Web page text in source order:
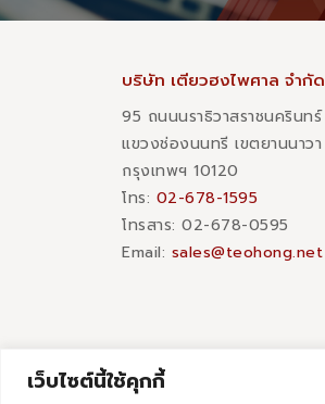
เว็บไซต์นี้ใช้คุกกี้
บริษัท เตียวฮงไพศาล จำกัด
95 ถนนนราธิวาสราชนครินทร์
แขวงช่องนนทรี เขตยานนาวา
กรุงเทพฯ 10120
โทร: 02-678-1595
โทรสาร:​ 02-678-0595
Email: sales@teohong.net